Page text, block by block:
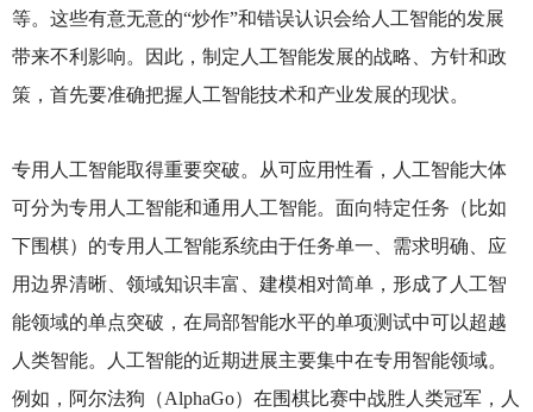
等。这些有意无意的“炒作”和错误认识会给人工智能的发展
带来不利影响。因此，制定人工智能发展的战略、方针和政
策，首先要准确把握人工智能技术和产业发展的现状。
专用人工智能取得重要突破。从可应用性看，人工智能大体
可分为专用人工智能和通用人工智能。面向特定任务（比如
下围棋）的专用人工智能系统由于任务单一、需求明确、应
用边界清晰、领域知识丰富、建模相对简单，形成了人工智
能领域的单点突破，在局部智能水平的单项测试中可以超越
人类智能。人工智能的近期进展主要集中在专用智能领域。
例如，阿尔法狗（AlphaGo）在围棋比赛中战胜人类冠军，人